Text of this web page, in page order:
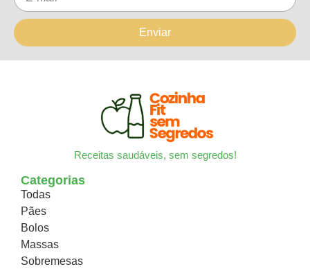
Enviar
Receitas saudáveis, sem segredos!
Categorias
Todas
Pães
Bolos
Massas
Sobremesas